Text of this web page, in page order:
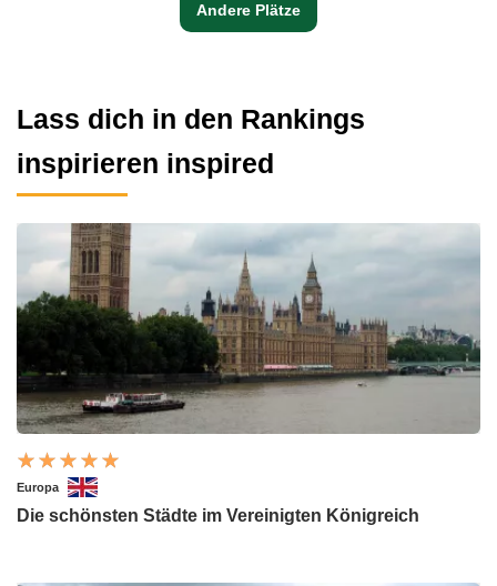
Andere Plätze
Lass dich in den Rankings
inspirieren inspired
Europa
Die schönsten Städte im Vereinigten Königreich